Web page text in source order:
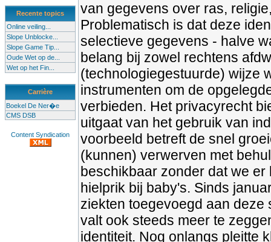
Recente topics
Online veiling...
Slope Unblocke...
Slope Game Tip...
Oude Wet op de...
Wet op het Fin...
Carrière
Boekel De Ner�e
CMS DSB
Content Syndication
van gegevens over ras,
Problematisch is dat deze
selectieve gegevens - halve
belang bij zowel rechtens
(technologiegestuurde) wijze
instrumenten om de
verbieden. Het privacyrecht
uitgaat van het gebruik van
voorbeeld betreft de snel
(kunnen) verwerven met
beschikbaar zonder dat we
hielprik bij baby's. Sinds
ziekten toegevoegd aan
valt ook steeds meer te
identiteit. Nog onlangs pleitte